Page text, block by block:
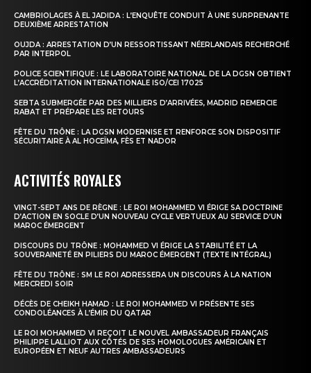
l'intelligence de
S'ABONNER MAINTENANT
Insight Publications
À propos
CAMBRIOLAGES À EL JADIDA : L’ENQUÊTE CONDUIT À UNE SURPRENANTE
DEUXIÈME ARRESTATION
OUJDA : ARRESTATION D’UN RESSORTISSANT NÉERLANDAIS RECHERCHÉ
PAR INTERPOL
POLICE SCIENTIFIQUE : LE LABORATOIRE NATIONAL DE LA DGSN OBTIENT
L’ACCRÉDITATION INTERNATIONALE ISO/CEI 17025
SEBTA SUBMERGÉE PAR DES MILLIERS D’ARRIVÉES, MADRID REMERCIE
RABAT ET PRÉPARE LES RETOURS
FÊTE DU TRÔNE : LA DGSN MODERNISE ET RENFORCE SON DISPOSITIF
SÉCURITAIRE À AL HOCEÏMA, FÈS ET NADOR
ACTIVITÉS ROYALES
VINGT-SEPT ANS DE RÈGNE : LE ROI MOHAMMED VI ÉRIGE SA DOCTRINE
D’ACTION EN SOCLE D’UN NOUVEAU CYCLE VERTUEUX AU SERVICE D’UN
MAROC ÉMERGENT
DISCOURS DU TRÔNE : MOHAMMED VI ÉRIGE LA STABILITÉ ET LA
SOUVERAINETÉ EN PILIERS DU MAROC ÉMERGENT (TEXTE INTÉGRAL)
FÊTE DU TRÔNE : SM LE ROI ADRESSERA UN DISCOURS À LA NATION
MERCREDI SOIR
DÉCÈS DE CHEIKH HAMAD : LE ROI MOHAMMED VI PRÉSENTE SES
CONDOLÉANCES À L’ÉMIR DU QATAR
LE ROI MOHAMMED VI REÇOIT LE NOUVEL AMBASSADEUR FRANÇAIS
PHILIPPE LALLIOT AUX CÔTÉS DE SES HOMOLOGUES AMÉRICAIN ET
EUROPÉEN ET NEUF AUTRES AMBASSADEURS